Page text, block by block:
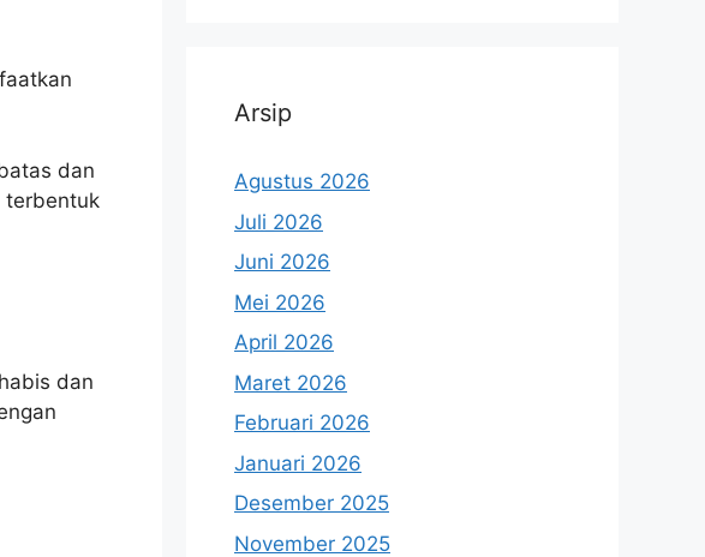
dan
terbentuk
dan
Arsip
Agustus 2026
Juli 2026
Juni 2026
Mei 2026
April 2026
Maret 2026
Februari 2026
Januari 2026
Desember 2025
November 2025